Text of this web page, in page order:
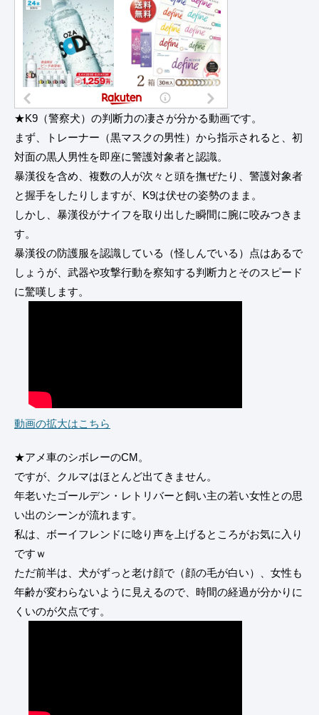
★K9（警察犬）の判断力の凄さが分かる動画です。
まず、トレーナー（黒マスクの男性）から指示されると、初
対面の黒人男性を即座に警護対象者と認識。
暴漢役を含め、複数の人が次々と頭を撫ぜたり、警護対象者
と握手をしたりしますが、K9は伏せの姿勢のまま。
しかし、暴漢役がナイフを取り出した瞬間に腕に咬みつきま
す。
暴漢役の防護服を認識している（怪しんでいる）点はあるで
しょうが、武器や攻撃行動を察知する判断力とそのスピード
に驚嘆します。
動画の拡大はこちら
★アメ車のシボレーのCM。
ですが、クルマはほとんど出てきません。
年老いたゴールデン・レトリバーと飼い主の若い女性との思
い出のシーンが流れます。
私は、ボーイフレンドに唸り声を上げるところがお気に入り
ですｗ
ただ前半は、犬がずっと老け顔で（顔の毛が白い）、女性も
年齢が変わらないように見えるので、時間の経過が分かりに
くいのが欠点です。